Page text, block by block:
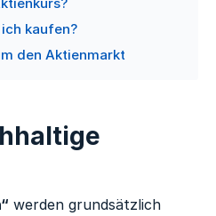
kaufen?
den Aktienmarkt
werden grundsätzlich